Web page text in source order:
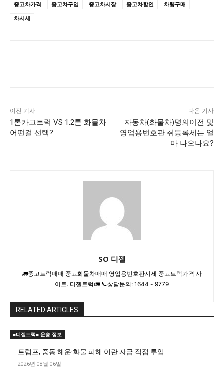
중고차가격
중고차구입 중고차시장 중고차할인
차량구매
차시세
이전 기사
1톤카고트럭 VS 1.2톤 화물차
어떤걸 선택?
다음 기사
자동차(화물차)명의이전 및
영업용번호판 취등록세는 얼
마 나오나요?
SO 디젤
🚛중고트럭매매 중고화물차매매 영업용번호판시세 중고트럭가격 사
이트. 디젤트럭🚛 📞상담문의: 1644 - 9779
RELATED ARTICLES
■디젤트럭■ 운송.정보
트럼프, 중동 해운·화물 피해 이란 자금 직접 투입
2026년 08월 06일